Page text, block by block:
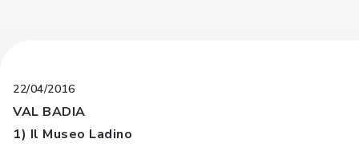
22/04/2016
VAL BADIA
1) Il Museo Ladino